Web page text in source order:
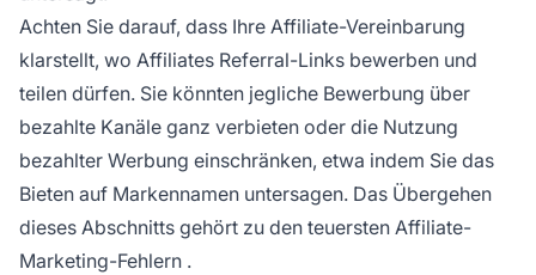
Achten Sie darauf, dass Ihre Affiliate-Vereinbarung
klarstellt, wo Affiliates Referral-Links bewerben und
teilen dürfen. Sie könnten jegliche Bewerbung über
bezahlte Kanäle ganz verbieten oder die Nutzung
bezahlter Werbung einschränken, etwa indem Sie das
Bieten auf Markennamen untersagen. Das Übergehen
dieses Abschnitts gehört zu den teuersten Affiliate-
Marketing-Fehlern .